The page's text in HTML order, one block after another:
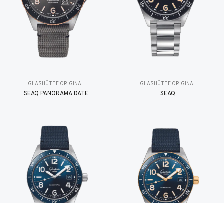
GLASHÜTTE ORIGINAL
SEAQ PANORAMA DATE
GLASHÜTTE ORIGINAL
SEAQ